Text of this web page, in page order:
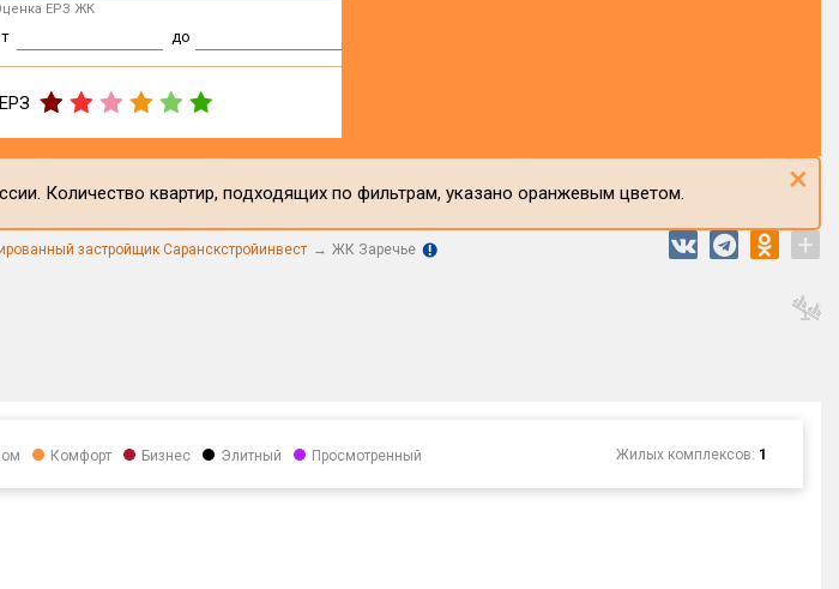
ЕРЗ ЖК
до
Количество квартир, подходящих по фильтрам, указано оранжевым цветом. ×
застройщик Саранскстройинвест ЖК Заречье +
Комфорт Бизнес Элитный Просмотренный Жилых комплексов: 1